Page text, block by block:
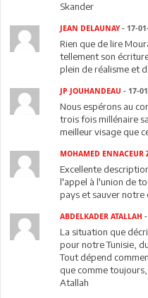
Skander
JEAN DELAUNAY- 17-
Rien que de lire
tellement son
plein de réalisme et
JP JOUHANDEAU - 17-
Nous espérons au
trois fois millénaire
meilleur visage que
MOHAMED ENNACEUR
Excellente
l'appel à l'union de
pays et sauver notre
ABDELKADER ATALLAH
La situation que
pour notre Tunisie,
Tout dépend
que comme
Atallah